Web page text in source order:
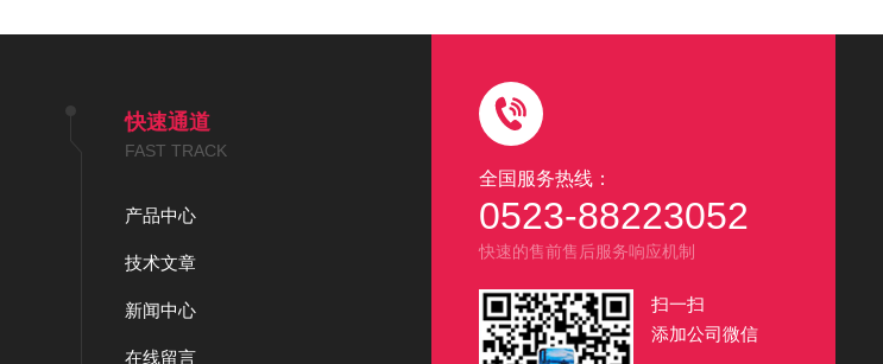
全国服务热线：
0523-88223052
快速的售前售后服务响应机制
扫一扫
添加公司微信
快速通道
FAST TRACK
产品中心
技术文章
新闻中心
在线留言